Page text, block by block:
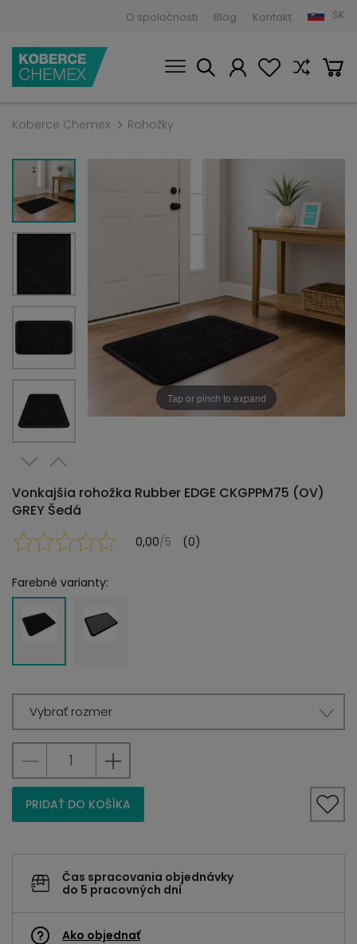
O spoločnosti Blog Kontakt SK
Koberce Chemex Rohožky
Tap or pinch to expand
Vonkajšia rohožka Rubber EDGE CKGPPM75 (OV)
GREY Šedá
0,00/5 (0)
Farebné varianty:
Vybrať rozmer
PRIDAŤ DO KOŠÍKA
Čas spracovania objednávky
do 5 pracovných dní
Ako objednať